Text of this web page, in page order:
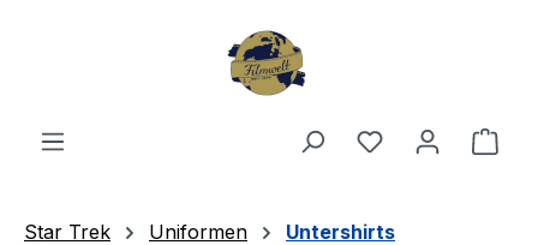
Du hast 0
Star Trek Uniformen Untershirts